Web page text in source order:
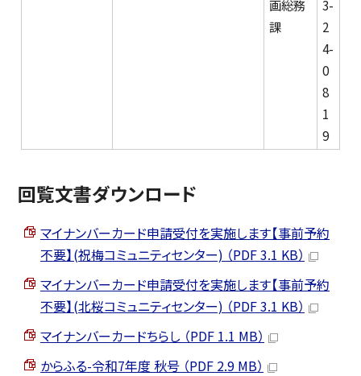
画総務
課
3-
2
4-
0
8
1
9
回覧文書ダウンロード
マイナンバーカード申請受付を実施します【事前予約
不要】(祝梅コミュニティセンター) （PDF 3.1 KB）
マイナンバーカード申請受付を実施します【事前予約
不要】(北桜コミュニティセンター) （PDF 3.1 KB）
マイナンバーカードちらし （PDF 1.1 MB）
からふる-令和7年度 秋号 （PDF 2.9 MB）